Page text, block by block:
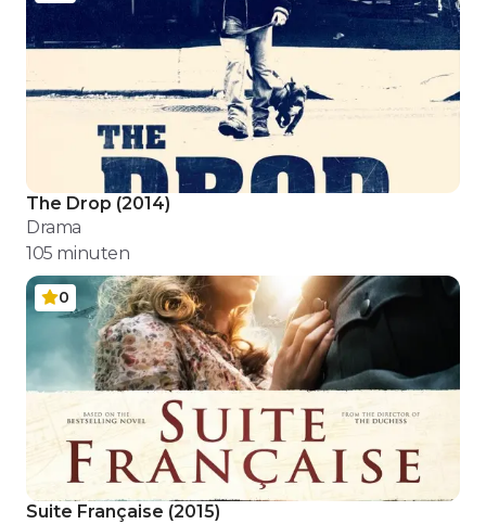
The Drop (2014)
Drama
105 minuten
0
Suite Française (2015)